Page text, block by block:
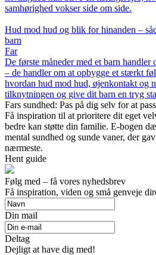
samhørighed vokser side om side.
Hud mod hud og blik for hinanden –
barn
Far
De første måneder med et barn handler
– de handler om at opbygge et stærkt
hvordan hud mod hud, øjenkontakt og
tilknytningen og give dit barn en tryg
Fars sundhed: Pas på dig selv for at
Få inspiration til at prioritere dit eget
bedre kan støtte din familie. E-bogen
mental sundhed og sunde vaner, der
nærmeste.
Hent guide
Følg med – få vores nyhedsbrev
Få inspiration, viden og små genveje
Din mail
Deltag
Dejligt at have dig med!